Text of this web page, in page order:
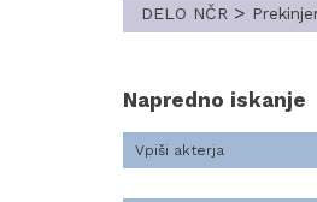
DELO NČR >
Napredno iskanje